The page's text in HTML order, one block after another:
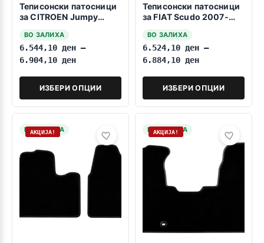
Теписонски патосници
за CITROEN Jumpy
ВО ЗАЛИХА
6.544,10 ден –
6.904,10 ден
ИЗБЕРИ ОПЦИИ
Теписонски патосници
за FIAT Scudo 2007-
ВО ЗАЛИХА
6.524,10 ден –
6.884,10 ден
ИЗБЕРИ ОПЦИИ
НА ЗАЛИХА
АКЦИЈА! НА ЗАЛИХА
АКЦИЈА!